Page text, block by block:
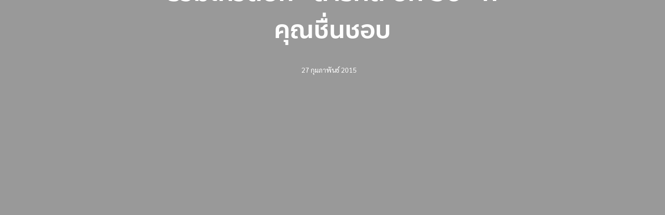
คุณชื่นชอบ
27 กุมภาพันธ์ 2015